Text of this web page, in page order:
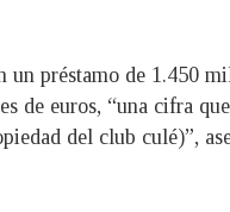
préstamo de 1.450
de euros, “una cifra
del club culé)”,